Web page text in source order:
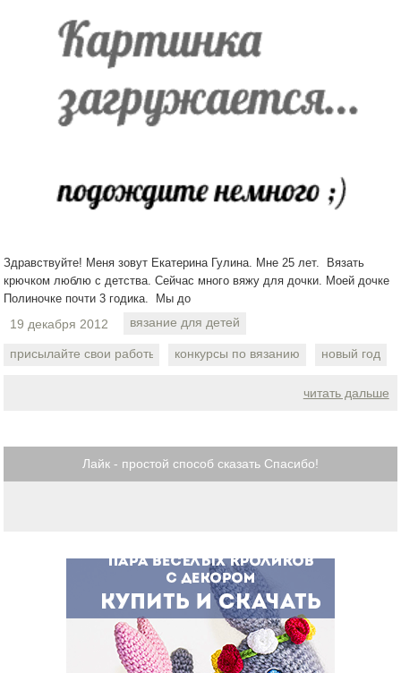
Здравствуйте! Меня зовут Екатерина Гулина. Мне 25 лет. Вязать
крючком люблю с детства. Сейчас много вяжу для дочки. Моей дочке
Полиночке почти 3 годика. Мы до
19 декабря 2012 вязание для детей
присылайте свои работы конкурсы по вязанию новый год
читать дальше
Лайк - простой способ сказать Спасибо!